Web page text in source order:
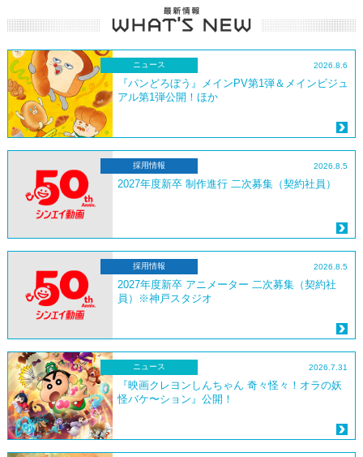
ニュース 2026.8.6
『パンどろぼう』メインPV第1弾＆メインビジュ
アル第1弾公開！ほか
採用情報 2026.8.5
2027年度新卒 制作進行 二次募集（契約社員）
採用情報 2026.8.5
2027年度新卒 アニメーター 二次募集（契約社
員）※神戸スタジオ
ニュース 2026.7.31
『映画クレヨンしんちゃん 奇々怪々！オラの妖
怪バケ〜ション』公開！